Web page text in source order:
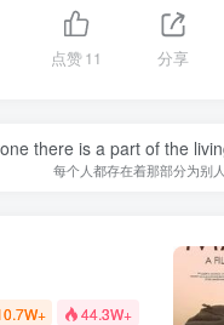
点赞11 分享
there is a part of the
每个人都存在着那部分为别
44.3W+